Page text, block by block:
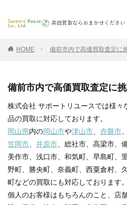
HOME 備前市内で高価買取査定に
備前市内で高価買取査定に挑
株式会社 サポートリユースでは様々
品の買取に対応しております。
岡山県内の岡山市や津山市 赤磐市
笠岡市
井原市 、総社市、高梁市、
美作市、浅口市、和気町、早島町、
野町、勝央町、奈義町、西粟倉村、
町などの買取にも対応しております。
個人のお客様はもちろんのこと、店